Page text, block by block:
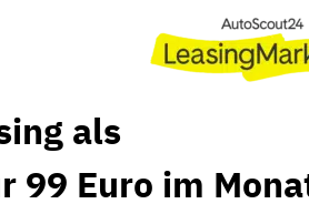
als
99 Euro im